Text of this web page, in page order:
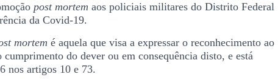
post mortem aos policiais militares do Distrito Federal
da Covid-19.
mortem é aquela que visa a expressar o reconhecimento ao
do dever ou em consequência disto, e está
nos artigos 10 e 73.